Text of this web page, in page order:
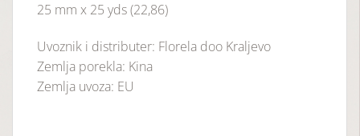
25 mm x 25 yds (22,86)
Uvoznik i distributer: Florela doo Kraljevo
Zemlja porekla: Kina
Zemlja uvoza: EU